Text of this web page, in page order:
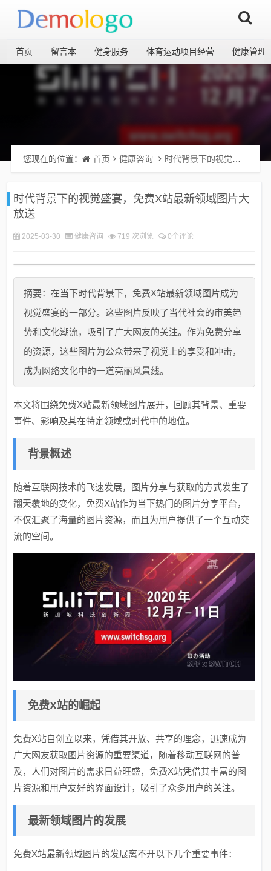
首页 留言本 健身服务 体育运动项目经营 健康管理
您现在的位置： 首页 健康咨询 时代背景下的视觉盛宴，免费X站最新领域图片大放送
时代背景下的视觉盛宴，免费X站最新领域图片大
放送
2025-03-30 健康咨询 719 次浏览 0个评论
摘要：在当下时代背景下，免费X站最新领域图片成为
视觉盛宴的一部分。这些图片反映了当代社会的审美趋
势和文化潮流，吸引了广大网友的关注。作为免费分享
的资源，这些图片为公众带来了视觉上的享受和冲击，
成为网络文化中的一道亮丽风景线。
本文将围绕免费X站最新领域图片展开，回顾其背景、重要
事件、影响及其在特定领域或时代中的地位。
背景概述
随着互联网技术的飞速发展，图片分享与获取的方式发生了
翻天覆地的变化，免费X站作为当下热门的图片分享平台，
不仅汇聚了海量的图片资源，而且为用户提供了一个互动交
流的空间。
免费X站的崛起
免费X站自创立以来，凭借其开放、共享的理念，迅速成为
广大网友获取图片资源的重要渠道，随着移动互联网的普
及，人们对图片的需求日益旺盛，免费X站凭借其丰富的图
片资源和用户友好的界面设计，吸引了众多用户的关注。
最新领域图片的发展
免费X站最新领域图片的发展离不开以下几个重要事件：